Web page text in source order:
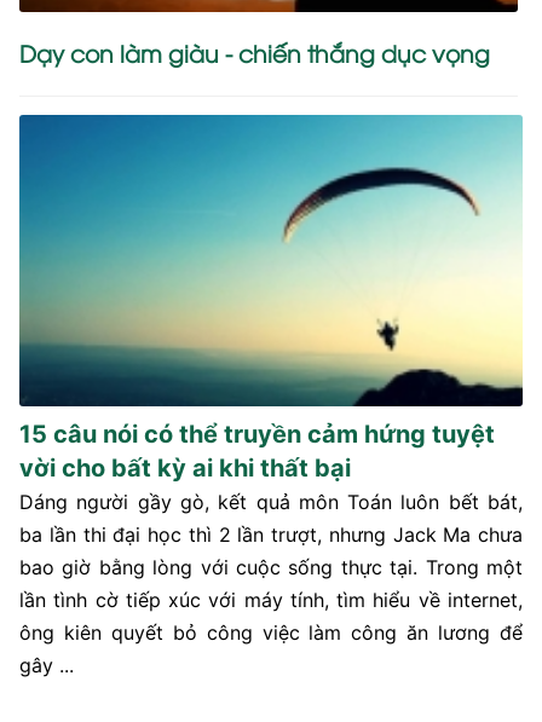
Dạy con làm giàu - chiến thắng dục vọng
15 câu nói có thể truyền cảm hứng tuyệt
vời cho bất kỳ ai khi thất bại
Dáng người gầy gò, kết quả môn Toán luôn bết bát,
ba lần thi đại học thì 2 lần trượt, nhưng Jack Ma chưa
bao giờ bằng lòng với cuộc sống thực tại. Trong một
lần tình cờ tiếp xúc với máy tính, tìm hiểu về internet,
ông kiên quyết bỏ công việc làm công ăn lương để
gây ...